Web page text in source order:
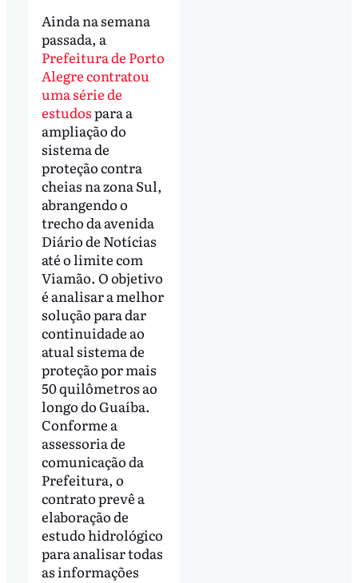
Ainda na semana
passada, a
Prefeitura de Porto
Alegre contratou
uma série de
estudospara a
ampliação do
sistema de
proteção contra
cheias na zona Sul,
abrangendo o
trecho da avenida
Diário de Notícias
até o limite com
Viamão. O objetivo
é analisar a melhor
solução para dar
continuidade ao
atual sistema de
proteção por mais
50 quilômetros ao
longo do Guaíba.
Conforme a
assessoria de
comunicação da
Prefeitura, o
contrato prevê a
elaboração de
estudo hidrológico
para analisar todas
as informações